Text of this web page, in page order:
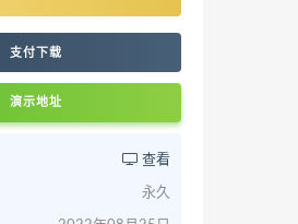
支付下载
演示地址
查看
永久